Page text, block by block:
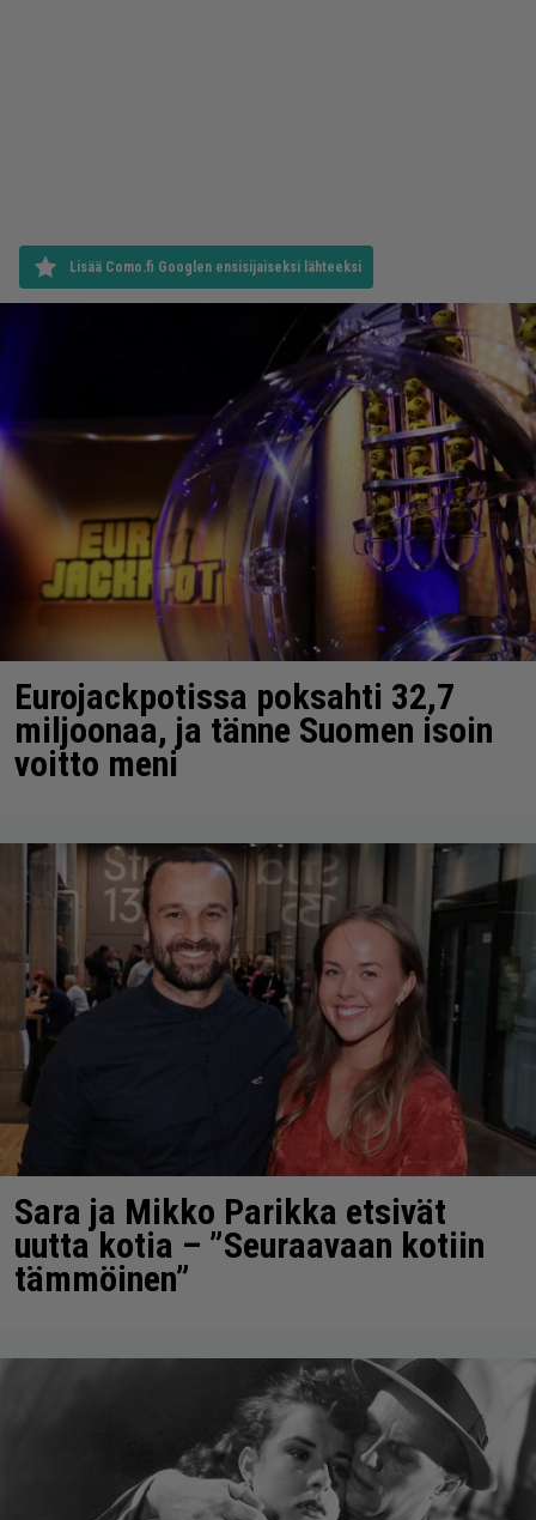
Lisää Como.fi Googlen ensisijaiseksi lähteeksi
Eurojackpotissa poksahti 32,7
miljoonaa, ja tänne Suomen isoin
voitto meni
Sara ja Mikko Parikka etsivät
uutta kotia – ”Seuraavaan kotiin
tämmöinen”